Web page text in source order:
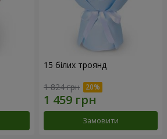
15 білих троянд
1 824 грн
Замовити